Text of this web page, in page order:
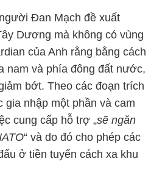
Đan Mạch đề xuất
Dương mà không có vùng
của Anh rằng bằng cách
nam và phía đông đất nước,
bớt. Theo các đoạn trích
nhập một phần và cam
cung cấp hỗ trợ „sẽ ngăn
“ và do đó cho phép các
ở tiền tuyến cách xa khu